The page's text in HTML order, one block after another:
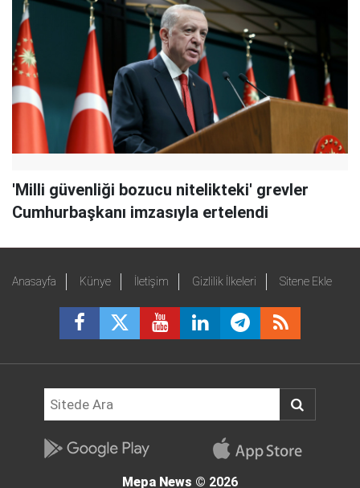
'Milli güvenliği bozucu nitelikteki' grevler
Cumhurbaşkanı imzasıyla ertelendi
Anasayfa Künye İletişim Gizlilik İlkeleri Sitene Ekle
Mepa News © 2026